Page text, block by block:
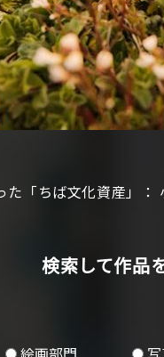
「ちば文化資産」：
検索して作品